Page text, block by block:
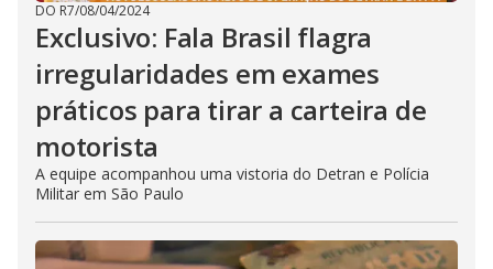
DO R7/08/04/2024
Exclusivo: Fala Brasil flagra
irregularidades em exames
práticos para tirar a carteira de
motorista
A equipe acompanhou uma vistoria do Detran e Polícia
Militar em São Paulo